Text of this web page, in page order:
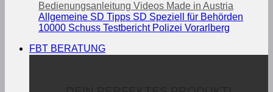
Bedienungsanleitung Videos Made in Austria
Allgemeine SD Tipps SD Speziell für Behörden
10000 Schuss Testbericht Polizei Vorarlberg
FBT BERATUNG